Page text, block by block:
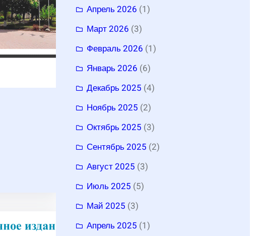
Апрель 2026 (1)
Март 2026 (3)
Февраль 2026 (1)
Январь 2026 (6)
Декабрь 2025 (4)
Ноябрь 2025 (2)
Октябрь 2025 (3)
Сентябрь 2025 (2)
Август 2025 (3)
Июль 2025 (5)
Май 2025 (3)
Апрель 2025 (1)